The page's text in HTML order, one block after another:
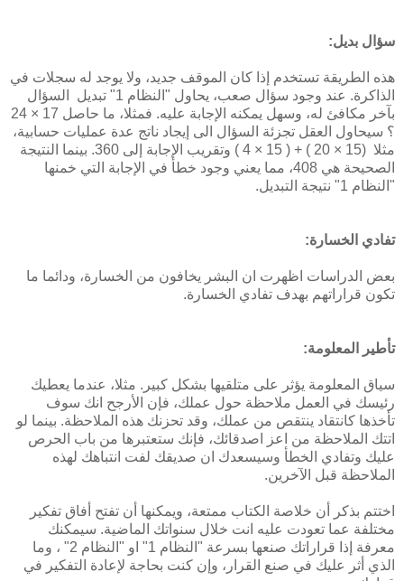
سؤال بديل:
هذه الطريقة تستخدم إذا كان الموقف جديد، ولا يوجد له سجلات في
الذاكرة. عند وجود سؤال صعب، يحاول "النظام 1" تبديل السؤال
بآخر مكافئ له، وسهل يمكنه الإجابة عليه. فمثلا، ما حاصل 17 × 24
؟ سيحاول العقل تجزئة السؤال الى إيجاد ناتج عدة عمليات حسابية،
مثلا (15 × 20 ) + ( 15 × 4 ) وتقريب الإجابة إلى 360. بينما النتيجة
الصحيحة هي 408، مما يعني وجود خطأ في الإجابة التي خمنها
"النظام 1" نتيجة التبديل.
تفادي الخسارة:
بعض الدراسات اظهرت ان البشر يخافون من الخسارة، ودائما ما
تكون قراراتهم بهدف تفادي الخسارة.
تأطير المعلومة:
سياق المعلومة يؤثر على متلقيها بشكل كبير. مثلا، عندما يعطيك
رئيسك في العمل ملاحظة حول عملك، فإن الأرجح انك سوف
تأخذها كانتقاد ينتقص من عملك، وقد تحزنك هذه الملاحظة. بينما لو
اتتك الملاحظة من اعز اصدقائك، فإنك ستعتبرها من باب الحرص
عليك وتفادي الخطأ وسيسعدك ان صديقك لفت انتباهك لهذه
الملاحظة قبل الآخرين.
اختتم بذكر أن خلاصة الكتاب ممتعة، ويمكنها أن تفتح أفاق تفكير
مختلفة عما تعودت عليه انت خلال سنواتك الماضية. سيمكنك
معرفة إذا قراراتك صنعها بسرعة "النظام 1" او "النظام 2" ، وما
الذي أثر عليك في صنع القرار، وإن كنت بحاجة لإعادة التفكير في